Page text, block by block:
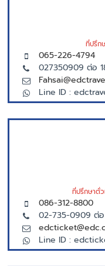
ที่ปรึก
065-226-4794
027350909 ต่อ
Line ID :
ที่ปรึกษาตั่ว
086-312-8800
02-735-0909 ต่อ
Line ID :